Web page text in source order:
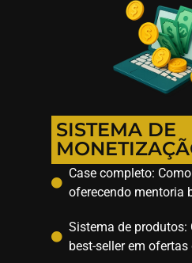
SISTEMA DE
Case completo:
oferecendo mentoria
Sistema de
best-seller em